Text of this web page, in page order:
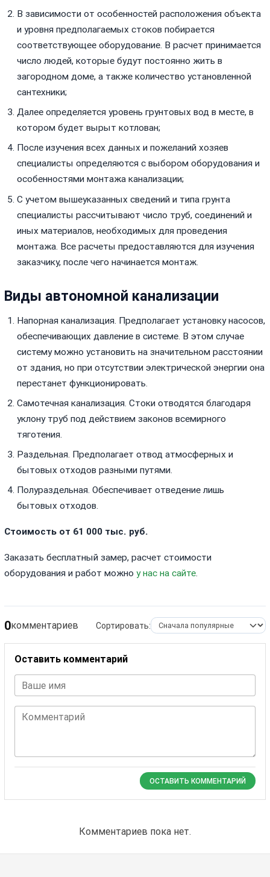
В зависимости от особенностей расположения объекта
и уровня предполагаемых стоков побирается
соответствующее оборудование. В расчет принимается
число людей, которые будут постоянно жить в
загородном доме, а также количество установленной
сантехники;
Далее определяется уровень грунтовых вод в месте, в
котором будет вырыт котлован;
После изучения всех данных и пожеланий хозяев
специалисты определяются с выбором оборудования и
особенностями монтажа канализации;
С учетом вышеуказанных сведений и типа грунта
специалисты рассчитывают число труб, соединений и
иных материалов, необходимых для проведения
монтажа. Все расчеты предоставляются для изучения
заказчику, после чего начинается монтаж.
Виды автономной канализации
Напорная канализация. Предполагает установку насосов,
обеспечивающих давление в системе. В этом случае
систему можно установить на значительном расстоянии
от здания, но при отсутствии электрической энергии она
перестанет функционировать.
Самотечная канализация. Стоки отводятся благодаря
уклону труб под действием законов всемирного
тяготения.
Раздельная. Предполагает отвод атмосферных и
бытовых отходов разными путями.
Полураздельная. Обеспечивает отведение лишь
бытовых отходов.
Стоимость от 61 000 тыс. руб.
Заказать бесплатный замер, расчет стоимости
оборудования и работ можноу нас на сайте.
0комментариев Сортировать:
Оставить комментарий
Ваше имя
Комментарий
ОСТАВИТЬ КОММЕНТАРИЙ
Комментариев пока нет.